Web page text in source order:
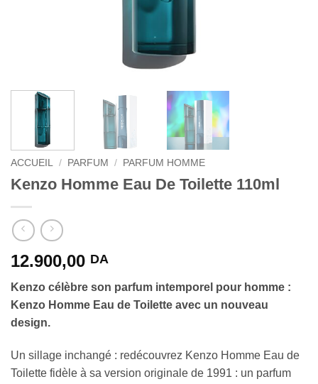
ACCUEIL / PARFUM / PARFUM HOMME
Kenzo Homme Eau De Toilette 110ml
12.900,00 DA
Kenzo célèbre son parfum intemporel pour homme :
Kenzo Homme Eau de Toilette avec un nouveau
design.
Un sillage inchangé : redécouvrez Kenzo Homme Eau de
Toilette fidèle à sa version originale de 1991 : un parfum